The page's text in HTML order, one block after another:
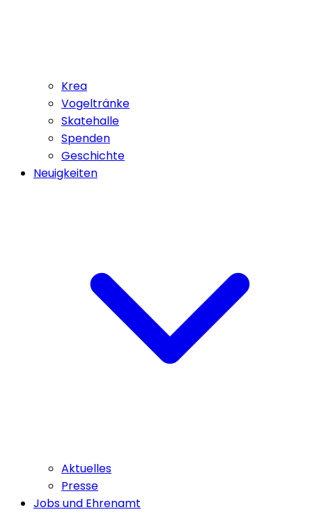
Krea
Vogeltränke
Skatehalle
Spenden
Geschichte
Neuigkeiten
Aktuelles
Presse
Jobs und Ehrenamt